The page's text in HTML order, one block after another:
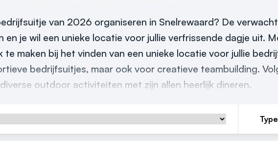
van 2026 organiseren in Snelrewaard? De
en je wil een unieke locatie voor jullie verfrissende dagje uit.
te maken bij het vinden van een unieke locatie voor jullie
bedrijfsuitjes, maar ook voor creatieve teambuilding.
outdoor activiteiten met zijn allen heerlijk dineren.
Type